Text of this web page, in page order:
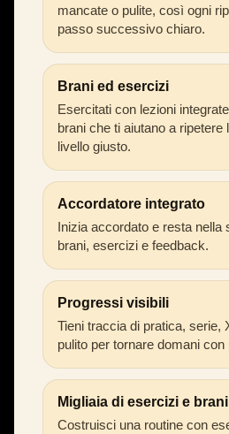
mancate o pulite, così ogni
passo successivo chiaro.
Brani ed esercizi
Esercitati con lezioni
brani che ti aiutano a ripetere
livello giusto.
Accordatore integrato
Inizia accordato e resta nella
brani, esercizi e feedback.
Progressi visibili
Tieni traccia di pratica, serie,
pulito per tornare domani con
Migliaia di esercizi e brani
Costruisci una routine con